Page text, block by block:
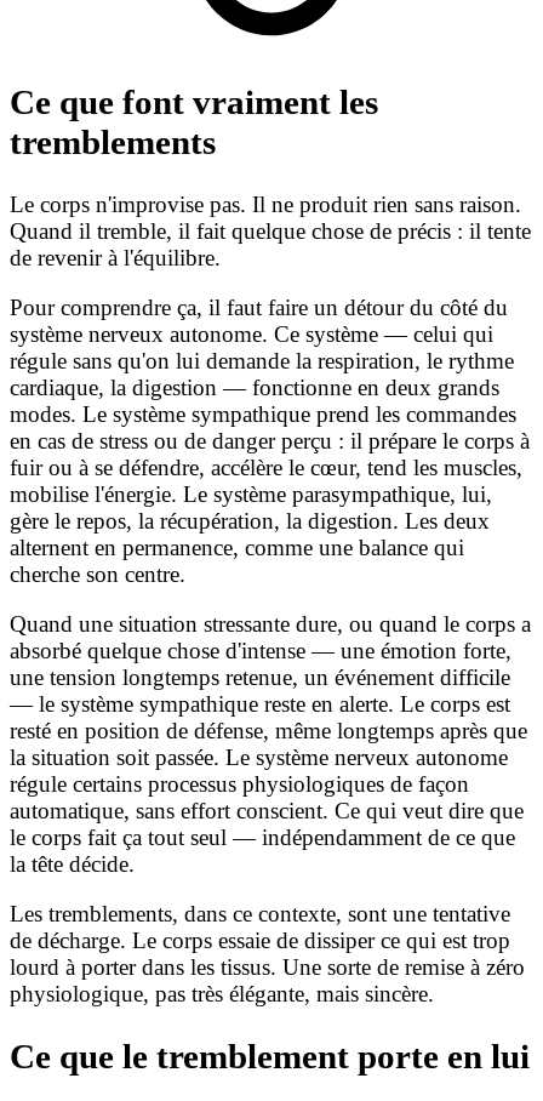
Ce que font vraiment les
tremblements
Le corps n'improvise pas. Il ne produit rien sans raison.
Quand il tremble, il fait quelque chose de précis : il tente
de revenir à l'équilibre.
Pour comprendre ça, il faut faire un détour du côté du
système nerveux autonome. Ce système — celui qui
régule sans qu'on lui demande la respiration, le rythme
cardiaque, la digestion — fonctionne en deux grands
modes. Le système sympathique prend les commandes
en cas de stress ou de danger perçu : il prépare le corps à
fuir ou à se défendre, accélère le cœur, tend les muscles,
mobilise l'énergie. Le système parasympathique, lui,
gère le repos, la récupération, la digestion. Les deux
alternent en permanence, comme une balance qui
cherche son centre.
Quand une situation stressante dure, ou quand le corps a
absorbé quelque chose d'intense — une émotion forte,
une tension longtemps retenue, un événement difficile
— le système sympathique reste en alerte. Le corps est
resté en position de défense, même longtemps après que
la situation soit passée. Le système nerveux autonome
régule certains processus physiologiques de façon
automatique, sans effort conscient. Ce qui veut dire que
le corps fait ça tout seul — indépendamment de ce que
la tête décide.
Les tremblements, dans ce contexte, sont une tentative
de décharge. Le corps essaie de dissiper ce qui est trop
lourd à porter dans les tissus. Une sorte de remise à zéro
physiologique, pas très élégante, mais sincère.
Ce que le tremblement porte en lui